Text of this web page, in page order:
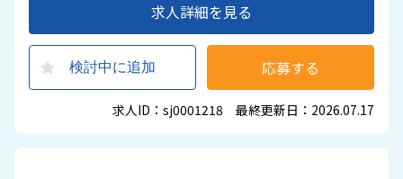
求人詳細を見る
検討中に追加 応募する
求人ID：sj0001218 最終更新日：2026.07.17